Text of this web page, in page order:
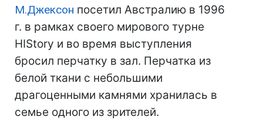
М.Джексон посетил Австралию в 1996
г. в рамках своего мирового турне
HIStory и во время выступления
бросил перчатку в зал. Перчатка из
белой ткани с небольшими
драгоценными камнями хранилась в
семье одного из зрителей.